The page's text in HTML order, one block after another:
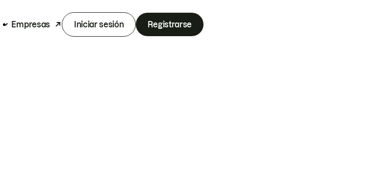
Empresas Iniciar sesión Registrarse